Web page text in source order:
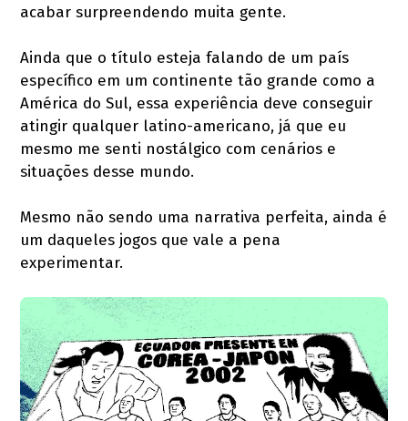
acabar surpreendendo muita gente.
Ainda que o título esteja falando de um país
específico em um continente tão grande como a
América do Sul, essa experiência deve conseguir
atingir qualquer latino-americano, já que eu
mesmo me senti nostálgico com cenários e
situações desse mundo.
Mesmo não sendo uma narrativa perfeita, ainda é
um daqueles jogos que vale a pena
experimentar.